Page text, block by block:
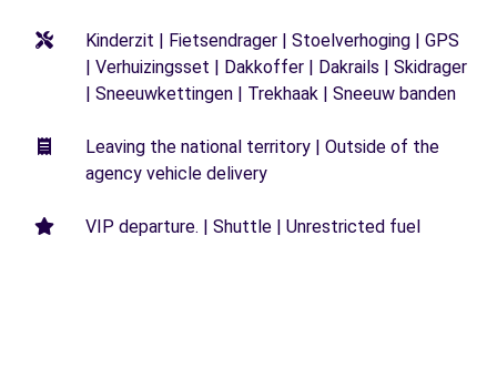
Kinderzit | Fietsendrager | Stoelverhoging | GPS
| Verhuizingsset | Dakkoffer | Dakrails | Skidrager
| Sneeuwkettingen | Trekhaak | Sneeuw banden
Leaving the national territory | Outside of the
agency vehicle delivery
VIP departure. | Shuttle | Unrestricted fuel